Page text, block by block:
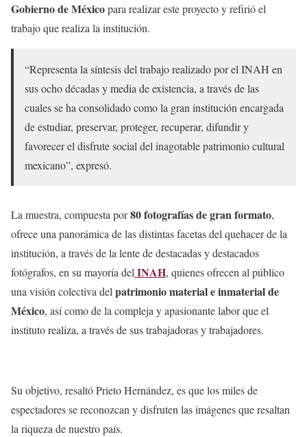
Gobierno de Méxicopara realizar este proyecto y refirió el
trabajo que realiza la institución.
“Representa la síntesis del trabajo realizado por el INAH en
sus ocho décadas y media de existencia, a través de las
cuales se ha consolidado como la gran institución encargada
de estudiar, preservar, proteger, recuperar, difundir y
favorecer el disfrute social del inagotable patrimonio cultural
mexicano”, expresó.
La muestra, compuesta por80 fotografías de gran formato,
ofrece una panorámica de las distintas facetas del quehacer de la
institución, a través de la lente de destacadas y destacados
fotógrafos, en su mayoría delINAH, quienes ofrecen al público
una visión colectiva delpatrimonio material e inmaterial de
México, así como de la compleja y apasionante labor que el
instituto realiza, a través de sus trabajadoras y trabajadores.
Su objetivo, resaltó Prieto Hernández, es que los miles de
espectadores se reconozcan y disfruten las imágenes que resaltan
la riqueza de nuestro país.